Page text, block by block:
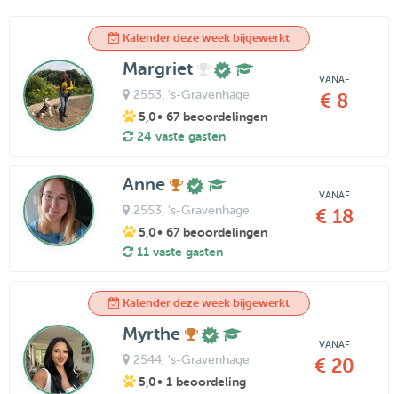
Kalender deze week bijgewerkt
Margriet
2553 , 's-Gravenhage
5,0• 67 beoordelingen
24 vaste gasten
VANAF
€ 8
Anne
2553 , 's-Gravenhage
5,0• 67 beoordelingen
11 vaste gasten
VANAF
€ 18
Kalender deze week bijgewerkt
Myrthe
2544, 's-Gravenhage
5,0• 1 beoordeling
VANAF
€ 20